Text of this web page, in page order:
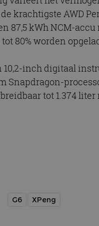
krachtigste AWD
87,5 kWh NCM-
80% worden
inch digitaal
tot 1.374
G6 XPeng